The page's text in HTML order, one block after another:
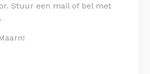
Stuur een mail of bel met